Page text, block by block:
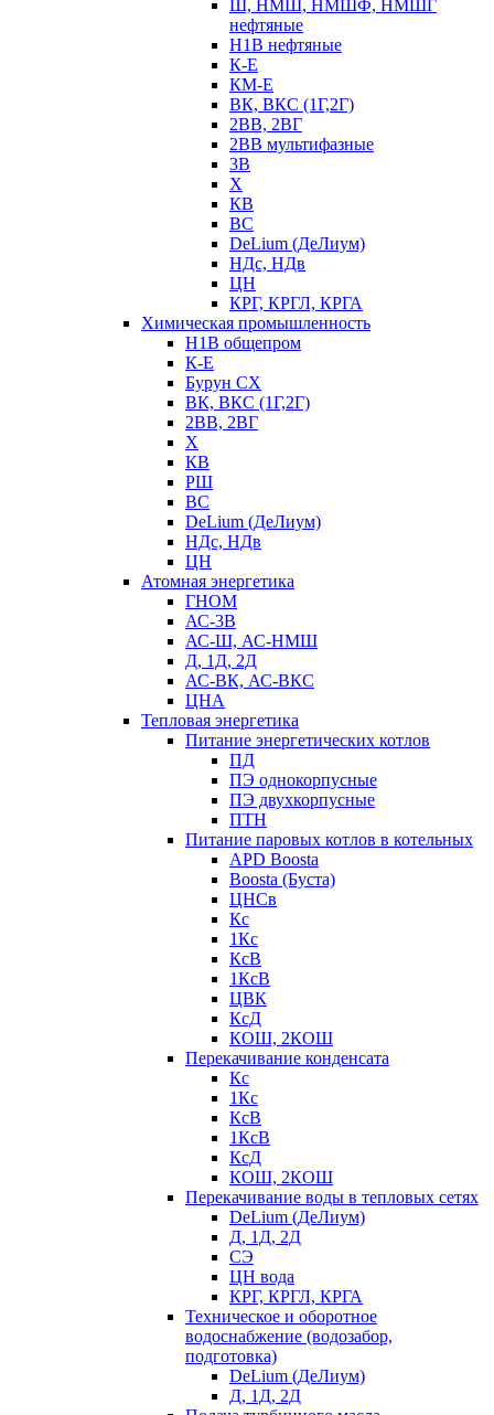
Ш, НМШ, НМШФ, НМШГ
нефтяные
Н1В нефтяные
К-Е
КМ-Е
ВК, ВКС (1Г,2Г)
2ВВ, 2ВГ
2ВВ мультифазные
3В
Х
КВ
ВС
DeLium (ДеЛиум)
НДс, НДв
ЦН
КРГ, КРГЛ, КРГА
Химическая промышленность
Н1В общепром
К-Е
Бурун СХ
ВК, ВКС (1Г,2Г)
2ВВ, 2ВГ
Х
КВ
РШ
ВС
DeLium (ДеЛиум)
НДс, НДв
ЦН
Атомная энергетика
ГНОМ
АС-3В
АС-Ш, АС-НМШ
Д, 1Д, 2Д
АС-ВК, АС-ВКС
ЦНА
Тепловая энергетика
Питание энергетических котлов
ПД
ПЭ однокорпусные
ПЭ двухкорпусные
ПТН
Питание паровых котлов в котельных
APD Boosta
Boosta (Буста)
ЦНСв
Кс
1Кс
КсВ
1КсВ
ЦВК
КсД
КОШ, 2КОШ
Перекачивание конденсата
Кс
1Кс
КсВ
1КсВ
КсД
КОШ, 2КОШ
Перекачивание воды в тепловых сетях
DeLium (ДеЛиум)
Д, 1Д, 2Д
СЭ
ЦН вода
КРГ, КРГЛ, КРГА
Техническое и оборотное
водоснабжение (водозабор,
подготовка)
DeLium (ДеЛиум)
Д, 1Д, 2Д